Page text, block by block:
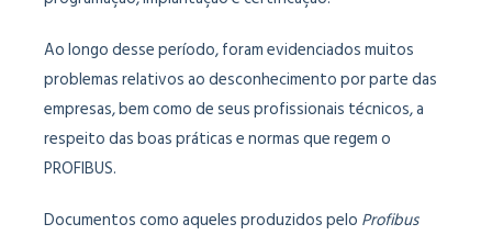
Ao longo desse período, foram evidenciados muitos
problemas relativos ao desconhecimento por parte das
empresas, bem como de seus profissionais técnicos, a
respeito das boas práticas e normas que regem o
PROFIBUS.
Documentos como aqueles produzidos pelo Profibus